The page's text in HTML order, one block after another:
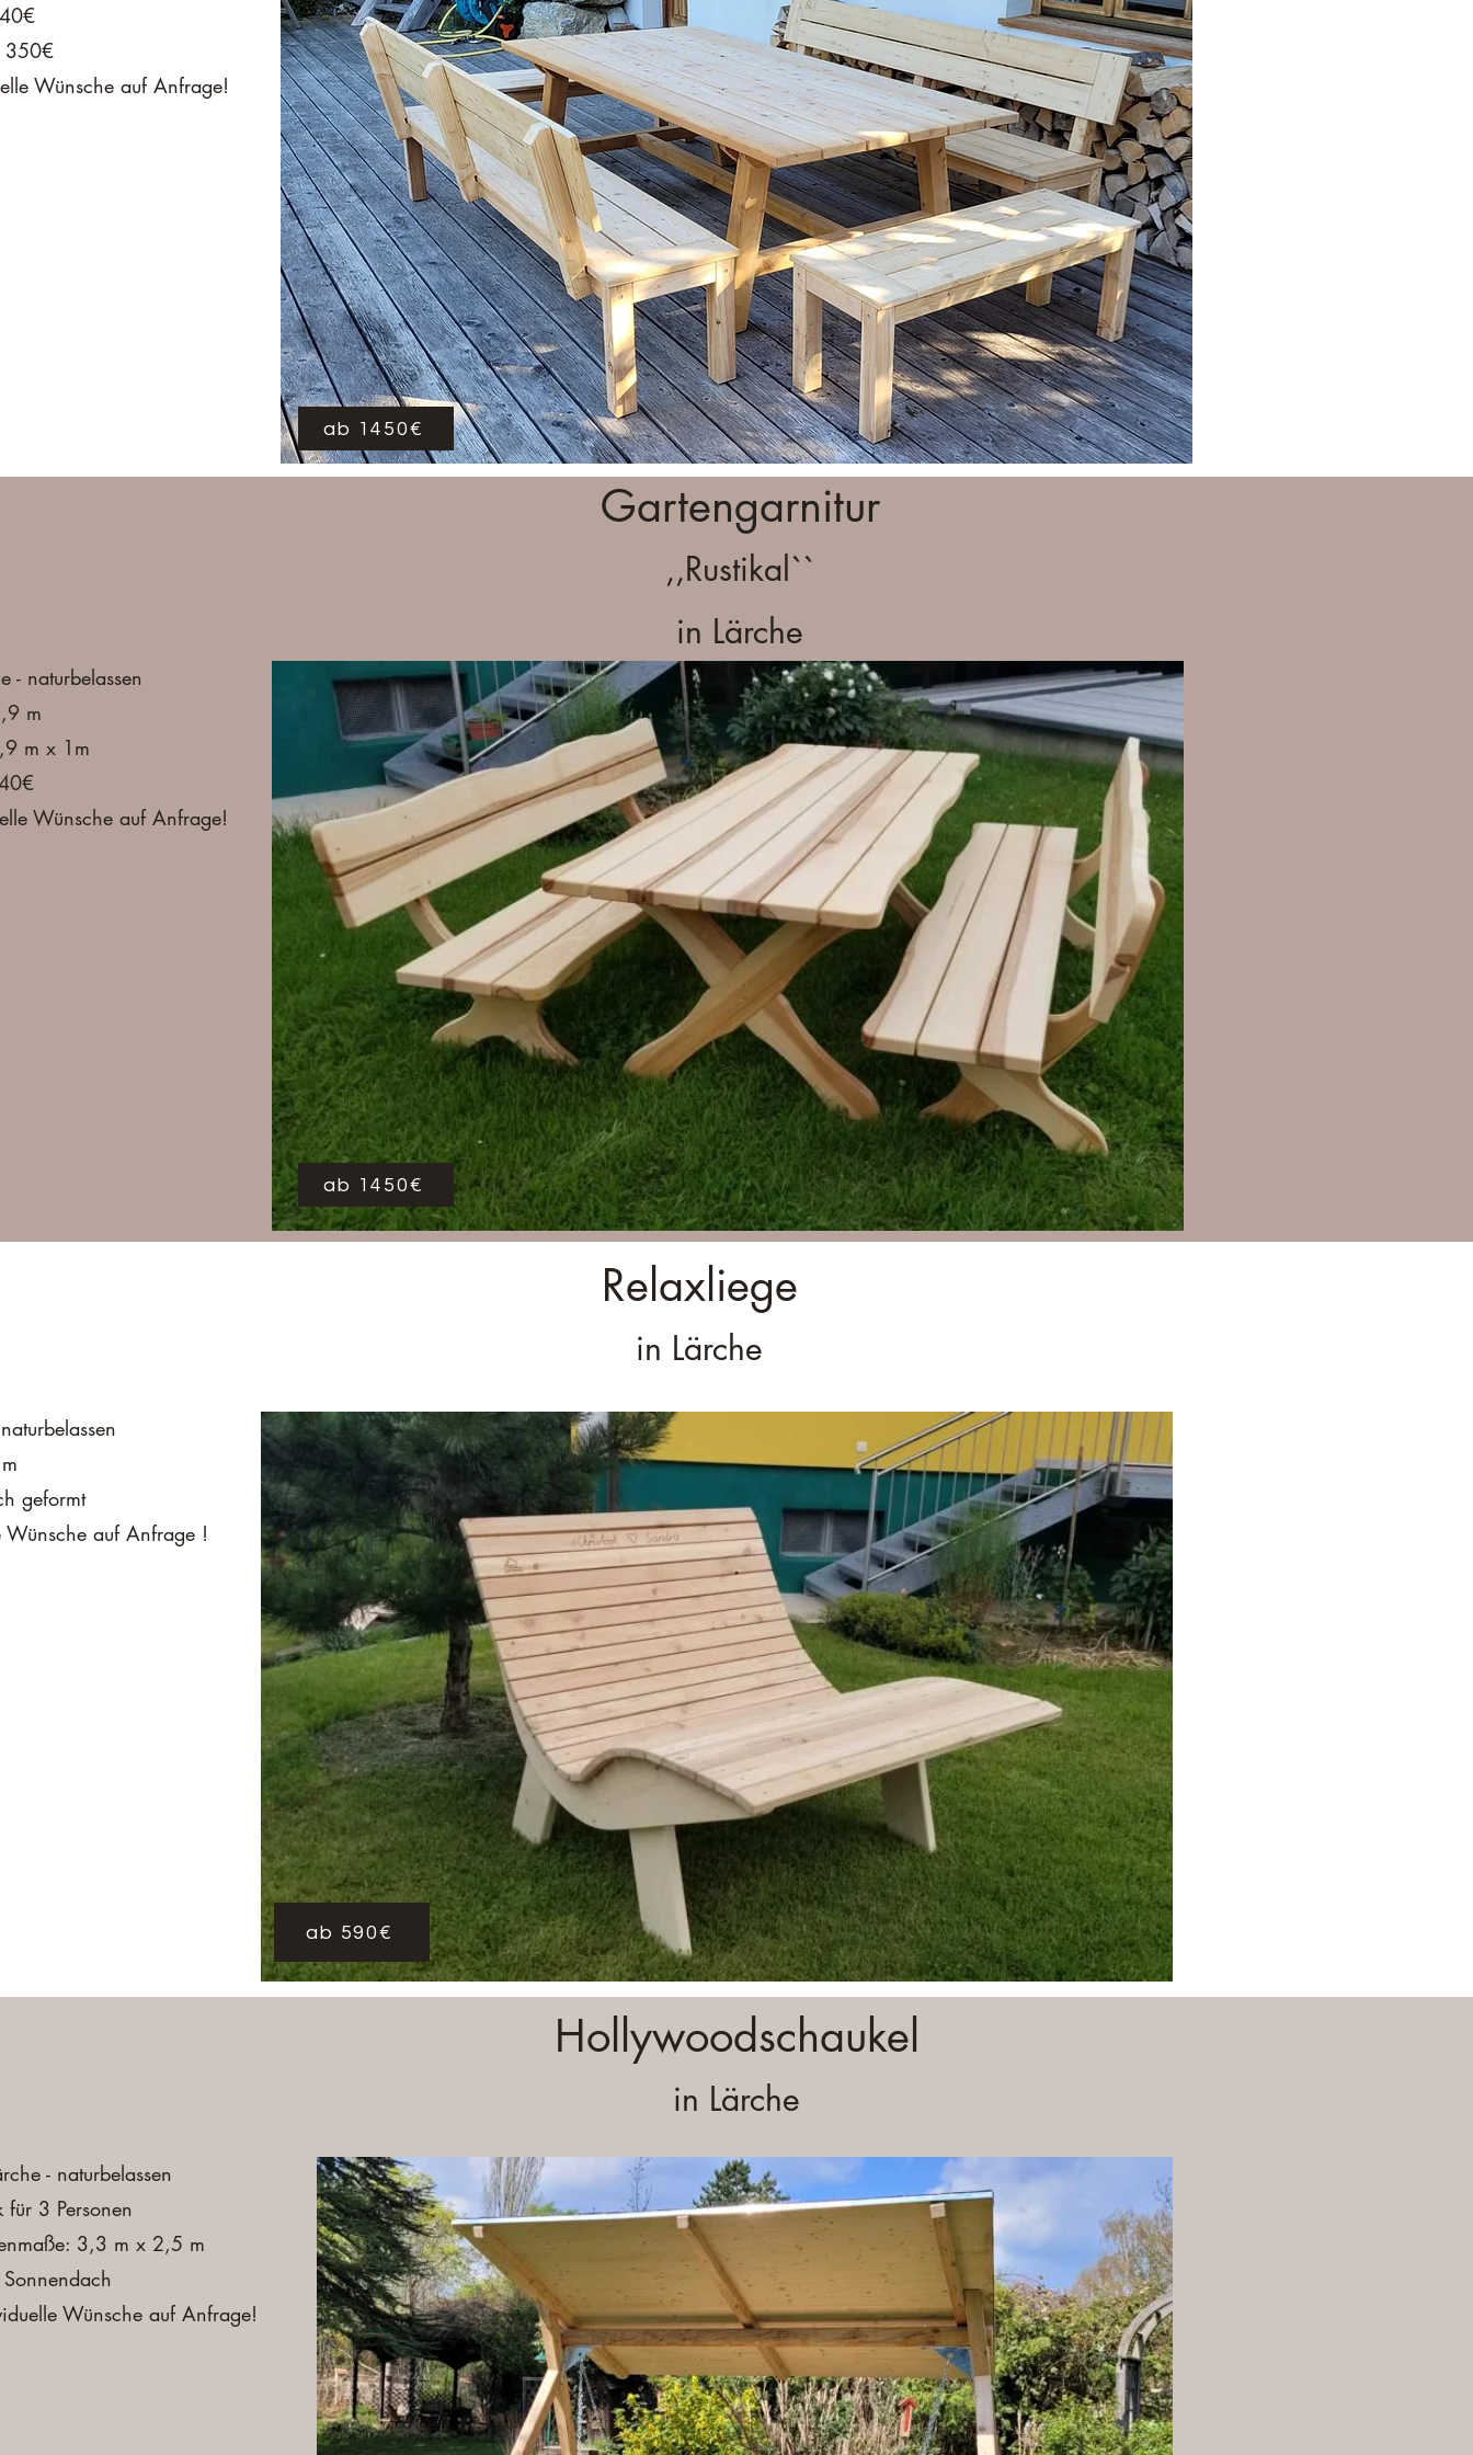
350€
Wünsche auf Anfrage!
ab 1450€
Gartengarnitur
,,Rustikal``
in Lärche
- naturbelassen
m
m x 1m
Wünsche auf Anfrage!
ab 1450€
Relaxliege
in Lärche
geformt
Wünsche auf Anfrage !
ab 590€
Hollywoodschaukel
in Lärche
- naturbelassen
für 3 Personen
3,3 m x 2,5 m
Wünsche auf Anfrage!